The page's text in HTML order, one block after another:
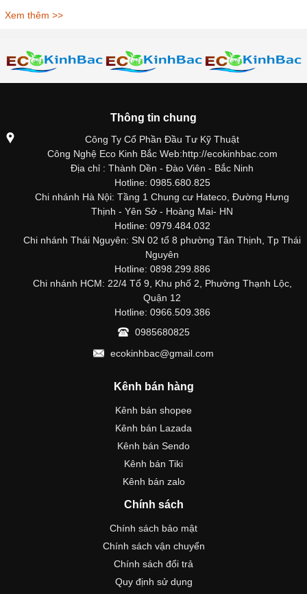
Xem thêm >>
Thông tin chung
Công Ty Cổ Phần Đầu Tư Kỹ Thuật
Công Nghệ Eco Kinh Bắc Web:http://ecokinhbac.com
Địa chỉ : Thành Dền - Đào Viên - Bắc Ninh
Hotline: 0985.680.825
Chi nhánh Hà Nội: Tầng 1 Chung cư Hateco, Đường Hưng
Thịnh - Yên Sở - Hoàng Mai- HN
Hotline: 0979.484.032
Chi nhánh Thái Nguyên: SN 02 tổ 8 phường Tân Thịnh, Tp Thái
Nguyên
Hotline: 0898.299.886
Chi nhánh HCM: 22/4 Tổ 9, Khu phố 2, Phường Thạnh Lộc,
Quận 12
Hotline: 0966.509.386
0985680825
ecokinhbac@gmail.com
Kênh bán hàng
Kênh bán shopee
Kênh bán Lazada
Kênh bán Sendo
Kênh bán Tiki
Kênh bán zalo
Chính sách
Chính sách bảo mật
Chính sách vận chuyển
Chính sách đổi trả
Quy định sử dụng